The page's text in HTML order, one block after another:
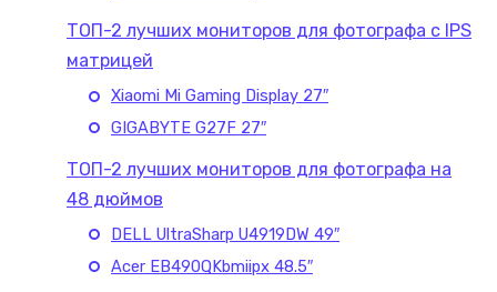
ТОП-2 лучших мониторов для фотографа с IPS
матрицей
Xiaomi Mi Gaming Display 27″
GIGABYTE G27F 27″
ТОП-2 лучших мониторов для фотографа на
48 дюймов
DELL UltraSharp U4919DW 49″
Acer EB490QKbmiipx 48.5″